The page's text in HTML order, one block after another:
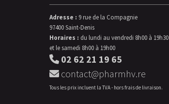
Adresse : 9 rue de la Compagnie
97400 Saint-Denis
Horaires : du lundi au vendredi 8h00 à 19h30
et le samedi 8h00 à 19h00
02 62 21 19 65
contact@pharmhv.re
Tous les prix incluent la TVA - hors frais de livraison.